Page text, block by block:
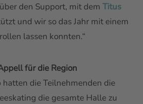
den Support, mit dem Titus
und wir so das Jahr mit einem
lassen konnten.“
für die Region
die Teilnehmenden die
die gesamte Halle zu